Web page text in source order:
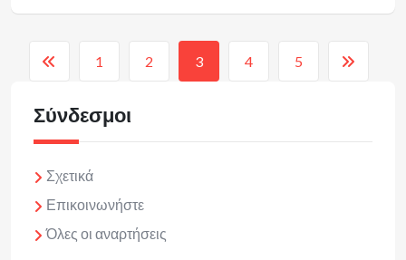
1 2 3 4 5
Σύνδεσμοι
Σχετικά
Επικοινωνήστε
Όλες οι αναρτήσεις